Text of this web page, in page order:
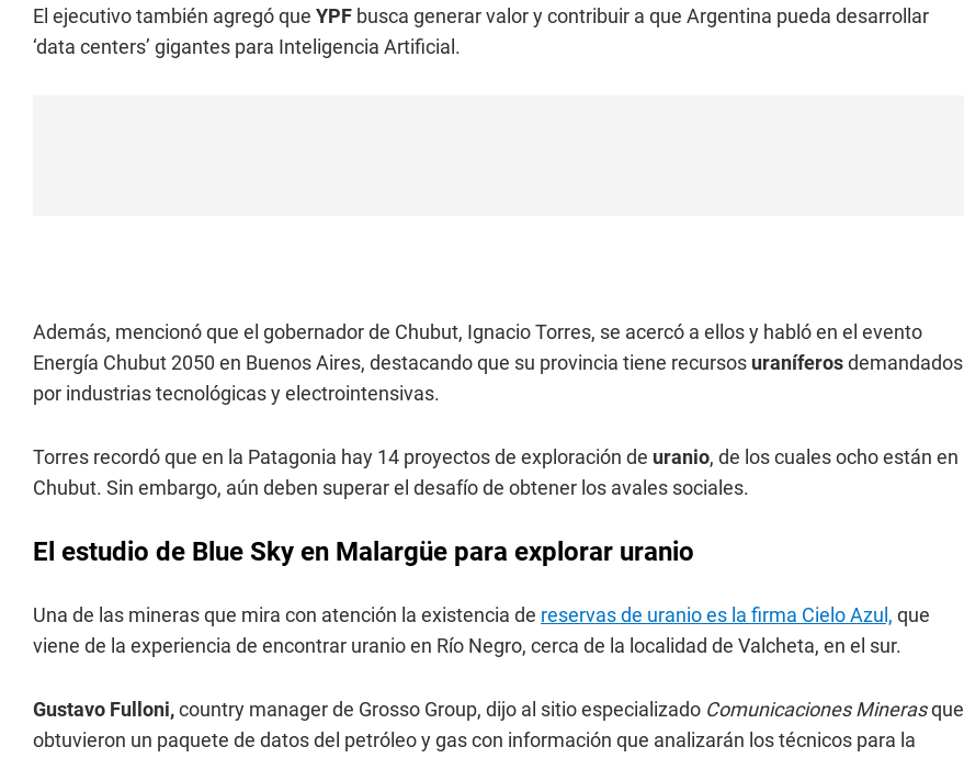
El ejecutivo también agregó que YPF busca generar valor y contribuir a que Argentina pueda desarrollar
‘data centers’ gigantes para Inteligencia Artificial.
Además, mencionó que el gobernador de Chubut, Ignacio Torres, se acercó a ellos y habló en el evento
Energía Chubut 2050 en Buenos Aires, destacando que su provincia tiene recursos uraníferosdemandados
por industrias tecnológicas y electrointensivas.
Torres recordó que en la Patagonia hay 14 proyectos de exploración de uranio, de los cuales ocho están en
Chubut. Sin embargo, aún deben superar el desafío de obtener los avales sociales.
El estudio de Blue Sky en Malargüe para explorar uranio
Una de las mineras que mira con atención la existencia de reservas de uranio es la firma Cielo Azul, que
viene de la experiencia de encontrar uranio en Río Negro, cerca de la localidad de Valcheta, en el sur.
Gustavo Fulloni,country manager de Grosso Group, dijo al sitio especializado Comunicaciones Minerasque
obtuvieron un paquete de datos del petróleo y gas con información que analizarán los técnicos para la